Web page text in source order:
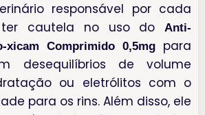
responsável por cada
cautela no uso do
Anti-
xicam Comprimido 0,5mg
para
desequilíbrios de volume
ou eletrólitos com o
para os rins. Além disso, ele